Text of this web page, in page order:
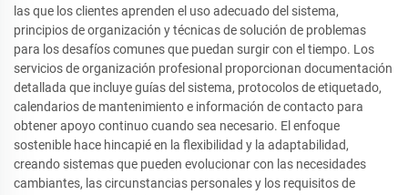
las que los clientes aprenden el uso adecuado del sistema,
principios de organización y técnicas de solución de problemas
para los desafíos comunes que puedan surgir con el tiempo. Los
servicios de organización profesional proporcionan documentación
detallada que incluye guías del sistema, protocolos de etiquetado,
calendarios de mantenimiento e información de contacto para
obtener apoyo continuo cuando sea necesario. El enfoque
sostenible hace hincapié en la flexibilidad y la adaptabilidad,
creando sistemas que pueden evolucionar con las necesidades
cambiantes, las circunstancias personales y los requisitos de